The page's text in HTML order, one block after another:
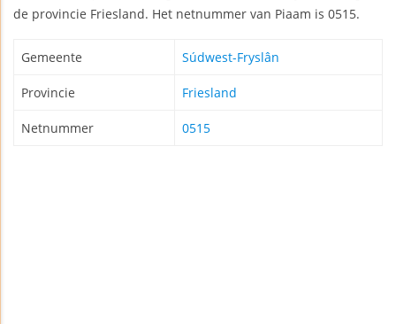
de provincie Friesland. Het netnummer van Piaam is 0515.
Gemeente Súdwest-Fryslân
Provincie Friesland
Netnummer 0515